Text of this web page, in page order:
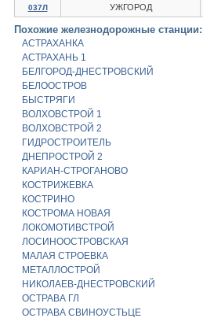
037Л УЖГОРОД
Похожие железнодорожные станции:
АСТРАХАНКА
АСТРАХАНЬ 1
БЕЛГОРОД-ДНЕСТРОВСКИЙ
БЕЛООСТРОВ
БЫСТРЯГИ
ВОЛХОВСТРОЙ 1
ВОЛХОВСТРОЙ 2
ГИДРОСТРОИТЕЛЬ
ДНЕПРОСТРОЙ 2
КАРИАН-СТРОГАНОВО
КОСТРИЖЕВКА
КОСТРИНО
КОСТРОМА НОВАЯ
ЛОКОМОТИВСТРОЙ
ЛОСИНООСТРОВСКАЯ
МАЛАЯ СТРОЕВКА
МЕТАЛЛОСТРОЙ
НИКОЛАЕВ-ДНЕСТРОВСКИЙ
ОСТРАВА ГЛ
ОСТРАВА СВИНОУСТЬЦЕ